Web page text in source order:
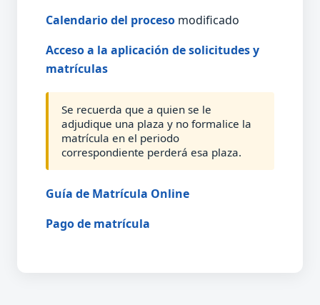
Calendario del proceso modificado
Acceso a la aplicación de solicitudes y
matrículas
Se recuerda que a quien se le
adjudique una plaza y no formalice la
matrícula en el periodo
correspondiente perderá esa plaza.
Guía de Matrícula Online
Pago de matrícula